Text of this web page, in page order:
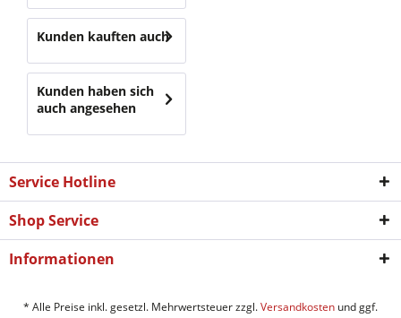
Kunden kauften auch
Kunden haben sich
auch angesehen
Service Hotline
Shop Service
Informationen
* Alle Preise inkl. gesetzl. Mehrwertsteuer zzgl.Versandkosten und ggf.